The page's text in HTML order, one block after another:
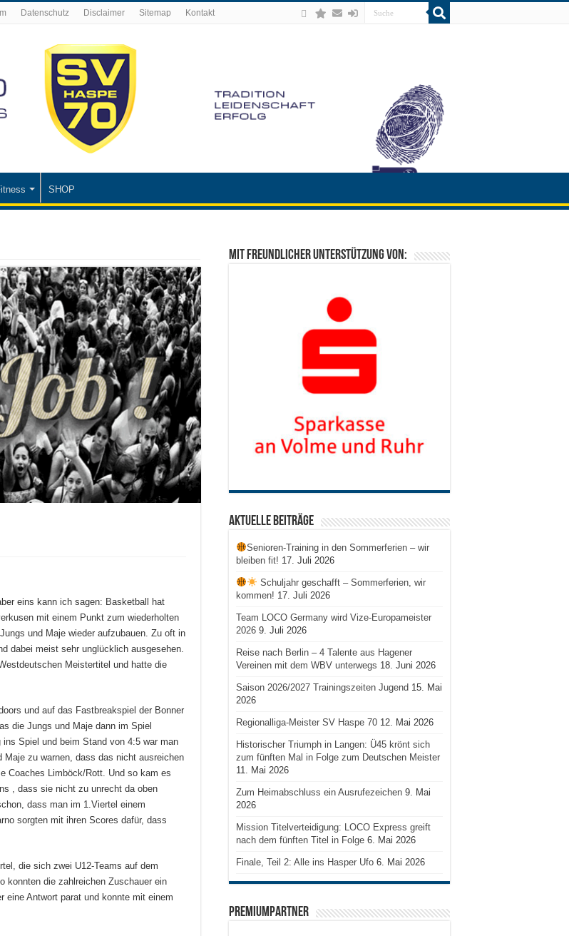
Datenschutz Disclaimer Sitemap Kontakt
SHOP
eins kann ich sagen: Basketball hat
mit einem Punkt zum wiederholten
und Maje wieder aufzubauen. Zu oft in
dabei meist sehr unglücklich ausgesehen.
Meistertitel und hatte die
und auf das Fastbreakspiel der Bonner
die Jungs und Maje dann im Spiel
Spiel und beim Stand von 4:5 war man
zu warnen, dass das nicht ausreichen
Coaches Limböck/Rott. Und so kam es
, dass sie nicht zu unrecht da oben
dass man im 1.Viertel einem
sorgten mit ihren Scores dafür, dass
die sich zwei U12-Teams auf dem
konnten die zahlreichen Zuschauer ein
eine Antwort parat und konnte mit einem
Mit freundlicher Unterstützung von:
Aktuelle Beiträge
Senioren-Training in den Sommerferien – wir
bleiben fit! 17. Juli 2026
Schuljahr geschafft – Sommerferien, wir
kommen! 17. Juli 2026
Team LOCO Germany wird Vize-Europameister
2026 9. Juli 2026
Reise nach Berlin – 4 Talente aus Hagener
Vereinen mit dem WBV unterwegs 18. Juni 2026
Saison 2026/2027 Trainingszeiten Jugend 15. Mai
2026
Regionalliga-Meister SV Haspe 70 12. Mai 2026
Historischer Triumph in Langen: Ü45 krönt sich
zum fünften Mal in Folge zum Deutschen Meister
11. Mai 2026
Zum Heimabschluss ein Ausrufezeichen 9. Mai
2026
Mission Titelverteidigung: LOCO Express greift
nach dem fünften Titel in Folge 6. Mai 2026
Finale, Teil 2: Alle ins Hasper Ufo 6. Mai 2026
PREMIUMPARTNER